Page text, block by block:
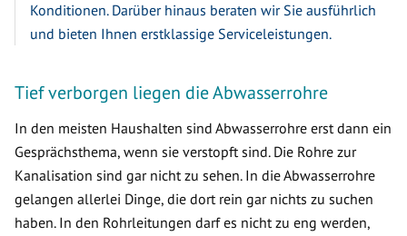
Konditionen. Darüber hinaus beraten wir Sie ausführlich
und bieten Ihnen erstklassige Serviceleistungen.
Tief verborgen liegen die Abwasserrohre
In den meisten Haushalten sind Abwasserrohre erst dann ein
Gesprächsthema, wenn sie verstopft sind. Die Rohre zur
Kanalisation sind gar nicht zu sehen. In die Abwasserrohre
gelangen allerlei Dinge, die dort rein gar nichts zu suchen
haben. In den Rohrleitungen darf es nicht zu eng werden,